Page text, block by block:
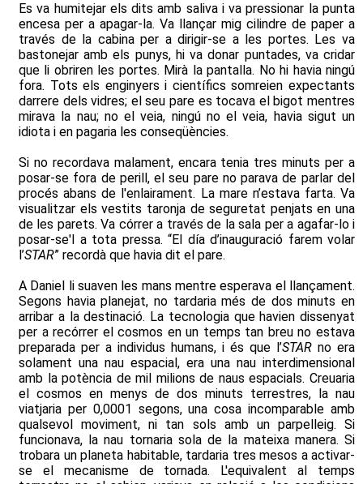
Es va humitejar els dits amb saliva i va pressionar la punta
encesa per a apagar-la. Va llançar mig cilindre de paper a
través de la cabina per a dirigir-se a les portes. Les va
bastonejar amb els punys, hi va donar puntades, va cridar
que li obriren les portes. Mirà la pantalla. No hi havia ningú
fora. Tots els enginyers i científics somreien expectants
darrere dels vidres; el seu pare es tocava el bigot mentres
mirava la nau; no el veia, ningú no el veia, havia sigut un
idiota i en pagaria les conseqüències.
Si no recordava malament, encara tenia tres minuts per a
posar-se fora de perill, el seu pare no parava de parlar del
procés abans de l'enlairament. La mare n’estava farta. Va
visualitzar els vestits taronja de seguretat penjats en una
de les parets. Va córrer a través de la sala per a agafar-lo i
posar-se'l a tota pressa. “El día d’inauguració farem volar
l’STAR” recordà que havia dit el pare.
A Daniel li suaven les mans mentre esperava el llançament.
Segons havia planejat, no tardaria més de dos minuts en
arribar a la destinació. La tecnologia que havien dissenyat
per a recórrer el cosmos en un temps tan breu no estava
preparada per a individus humans, i és que l’STAR no era
solament una nau espacial, era una nau interdimensional
amb la potència de mil milions de naus espacials. Creuaria
el cosmos en menys de dos minuts terrestres, la nau
viatjaria per 0,0001 segons, una cosa incomparable amb
qualsevol moviment, ni tan sols amb un parpelleig. Si
funcionava, la nau tornaria sola de la mateixa manera. Si
trobara un planeta habitable, tardaria tres mesos a activar-
se el mecanisme de tornada. L'equivalent al temps